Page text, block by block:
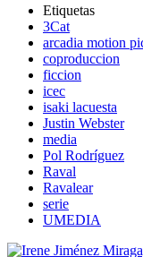
Etiquetas
3Cat
arcadia motion
coproduccion
ficcion
icec
isaki lacuesta
Justin Webster
media
Pol Rodríguez
Raval
Ravalear
serie
UMEDIA